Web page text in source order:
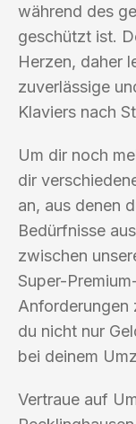
während des
geschützt ist.
Herzen, daher
zuverlässige
Klaviers nach
Um dir noch
dir
an, aus denen
Bedürfnisse
zwischen
Super-
Anforderungen
du nicht nur
bei deinem
Vertraue auf